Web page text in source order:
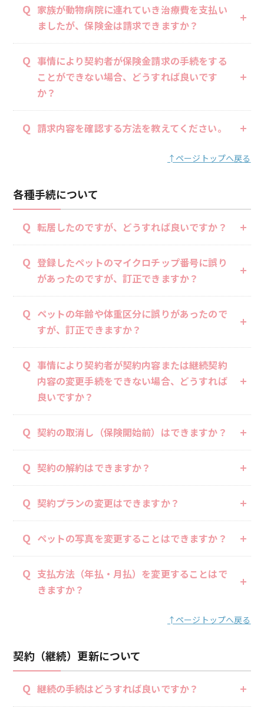
Q 家族が動物病院に連れていき治療費を支払い
ましたが、保険金は請求できますか？
Q 事情により契約者が保険金請求の手続をする
ことができない場合、どうすれば良いです
か？
Q 請求内容を確認する方法を教えてください。
↑ページトップへ戻る
各種手続について
Q 転居したのですが、どうすれば良いですか？
Q 登録したペットのマイクロチップ番号に誤り
があったのですが、訂正できますか？
Q ペットの年齢や体重区分に誤りがあったので
すが、訂正できますか？
Q 事情により契約者が契約内容または継続契約
内容の変更手続をできない場合、どうすれば
良いですか？
Q 契約の取消し（保険開始前）はできますか？
Q 契約の解約はできますか？
Q 契約プランの変更はできますか？
Q ペットの写真を変更することはできますか？
Q 支払方法（年払・月払）を変更することはで
きますか？
↑ページトップへ戻る
契約（継続）更新について
Q 継続の手続はどうすれば良いですか？